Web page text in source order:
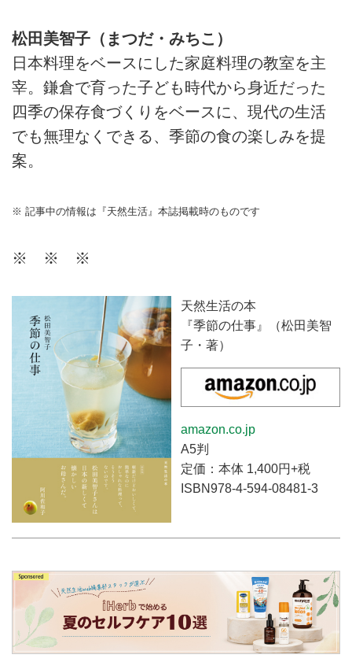
松田美智子（まつだ・みちこ）
日本料理をベースにした家庭料理の教室を主
宰。鎌倉で育った子ども時代から身近だった
四季の保存食づくりをベースに、現代の生活
でも無理なくできる、季節の食の楽しみを提
案。
※ 記事中の情報は『天然生活』本誌掲載時のものです
※ ※ ※
天然生活の本
『季節の仕事』（松田美智
子・著）
amazon.co.jp
A5判
定価：本体 1,400円+税
ISBN978-4-594-08481-3